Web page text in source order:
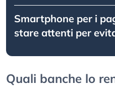
Smartphone per i
stare attenti per
Quali banche lo